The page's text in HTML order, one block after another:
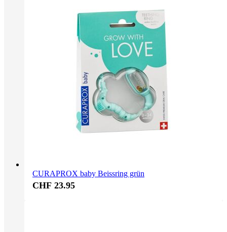
CURAPROX baby Beissring grün
CHF 23.95